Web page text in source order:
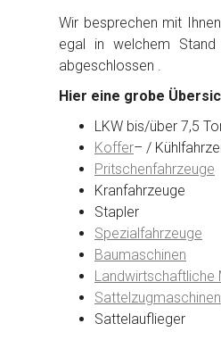
Marke*
Model
Baujahr
Getriebe
Wir besprechen mit
egal in welchem
abgeschlossen .
Hier eine grobe
LKW bis/über 7,5
Koffer– /
Pritschenfahrzeuge
Kranfahrzeuge
Stapler
Spezialfahrzeuge
Baumaschinen
Landwirtschaftliche
Sattelzugmaschinen
Sattelauflieger